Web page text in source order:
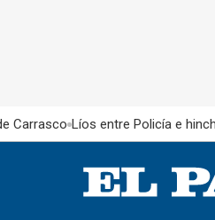
Carrasco Líos entre Policía e